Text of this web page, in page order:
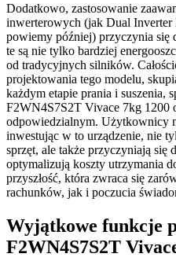
Dodatkowo, zastosowanie
inwerterowych (jak Dual Inverter
powiemy później) przyczynia
te są nie tylko bardziej
od tradycyjnych silników.
projektowania tego modelu,
każdym etapie prania i suszenia,
F2WN4S7S2T Vivace 7kg 1200
odpowiedzialnym. Użytkownicy
inwestując w to urządzenie, nie
sprzęt, ale także przyczyniają się
optymalizują koszty utrzymania
przyszłość, która zwraca się
rachunków, jak i poczucia
Wyjątkowe funkcje
F2WN4S7S2T